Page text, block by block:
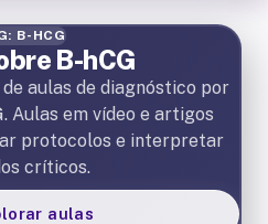
B-HCG
B-hCG
aulas de diagnóstico por
Aulas em vídeo e artigos
protocolos e interpretar
críticos.
aulas